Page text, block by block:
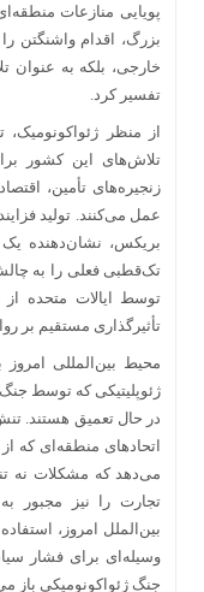
پویایی منازعات
بزرگ، اقدام واشنگتن
خارجی، بلکه به عنوان
تفسیر کرد.
از منظر
تلاش‌های این کشور
زنجیره‌های تأمین،
عمل می‌کنند. تولید
بریکس، نشان‌دهنده
تک‌قطبی فعلی را به
توسط ایالات متحده
تأثیرگذاری مستقیم بر
محیط بین‌المللی
ژئوپلیتیکی که توسط جنگ
در حال تعمیق هستند. تنش
اتحادهای منطقه‌ای که
می‌دهد که مشکلات نه
تجارت را نیز مجبور
بین‌الملل امروز،
وسیله‌ای برای فشار
جنگ ژئواکونومیکی باز